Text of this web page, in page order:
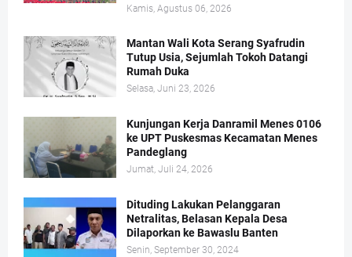
Kamis, Agustus 06, 2026
Mantan Wali Kota Serang Syafrudin
Tutup Usia, Sejumlah Tokoh Datangi
Rumah Duka
Selasa, Juni 23, 2026
Kunjungan Kerja Danramil Menes 0106
ke UPT Puskesmas Kecamatan Menes
Pandeglang
Jumat, Juli 24, 2026
Dituding Lakukan Pelanggaran
Netralitas, Belasan Kepala Desa
Dilaporkan ke Bawaslu Banten
Senin, September 30, 2024